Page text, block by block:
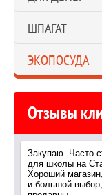
ШПАГАТ
ЭКОПОСУДА
Отзывы
Закупаю. Часто
для школы на
Хороший
и большой